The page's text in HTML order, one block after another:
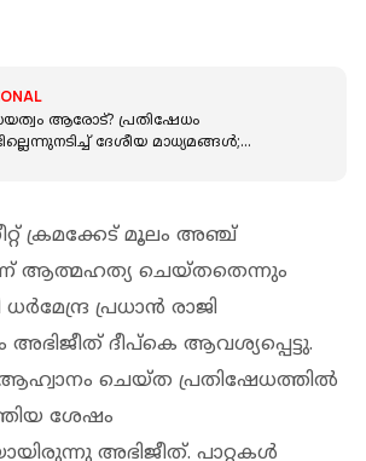
ആരോട്? പ്രതിഷേധം
ദേശീയ മാധ്യമങ്ങള്‍;
ക്രമക്കേട് മൂലം അഞ്ച്
ആത്മഹത്യ ചെയ്തതെന്നും
ധർമേന്ദ്ര പ്രധാൻ രാജി
ദീപ്കെ ആവശ്യപ്പെട്ടു.
ആഹ്വാനം ചെയ്ത പ്രതിഷേധത്തിൽ
ശേഷം
അഭിജീത്. പാറ്റകൾ